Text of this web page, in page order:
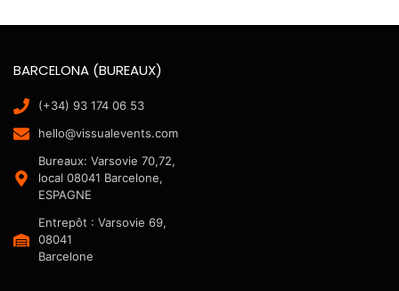
BARCELONA (BUREAUX)
(+34) 93 174 06 53
hello@vissualevents.com
Bureaux: Varsovie 70,72,
local 08041 Barcelone,
ESPAGNE
Entrepôt : Varsovie 69,
08041
Barcelone